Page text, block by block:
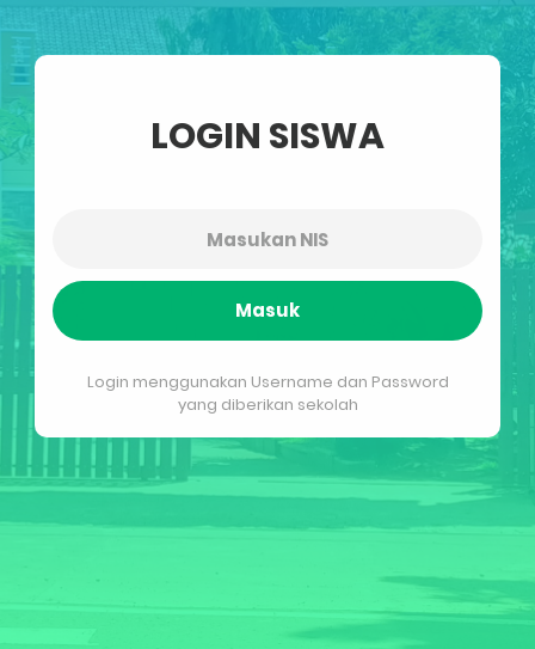
LOGIN SISWA
Masuk
Login menggunakan Username dan Password
yang diberikan sekolah